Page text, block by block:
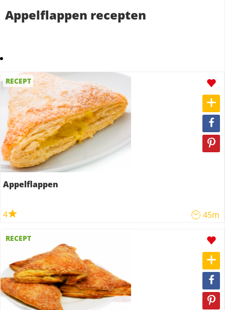
Appelflappen recepten
RECEPT
Appelflappen
4 45m
RECEPT